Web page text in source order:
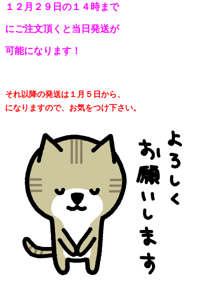
１２月２９日の１４時まで
にご注文頂くと当日発送が
可能になります！
それ以降の発送は１月５日から、
になりますので、お気をつけ下さい。